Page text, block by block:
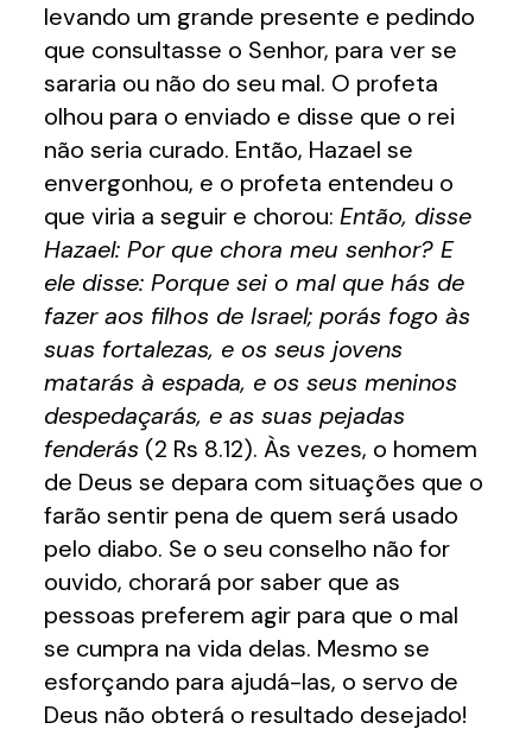
levando um grande presente e pedindo
que consultasse o Senhor, para ver se
sararia ou não do seu mal. O profeta
olhou para o enviado e disse que o rei
não seria curado. Então, Hazael se
envergonhou, e o profeta entendeu o
que viria a seguir e chorou: Então, disse
Hazael: Por que chora meu senhor? E
ele disse: Porque sei o mal que hás de
fazer aos filhos de Israel; porás fogo às
suas fortalezas, e os seus jovens
matarás à espada, e os seus meninos
despedaçarás, e as suas pejadas
fenderás(2 Rs 8.12). Às vezes, o homem
de Deus se depara com situações que o
farão sentir pena de quem será usado
pelo diabo. Se o seu conselho não for
ouvido, chorará por saber que as
pessoas preferem agir para que o mal
se cumpra na vida delas. Mesmo se
esforçando para ajudá-las, o servo de
Deus não obterá o resultado desejado!